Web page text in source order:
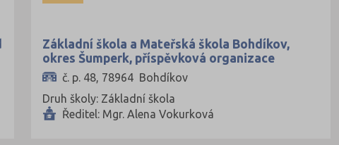
Základní škola a Mateřská škola Bohdíkov,
okres Šumperk, příspěvková organizace
č. p. 48, 78964 Bohdíkov
Druh školy: Základní škola
Ředitel: Mgr. Alena Vokurková